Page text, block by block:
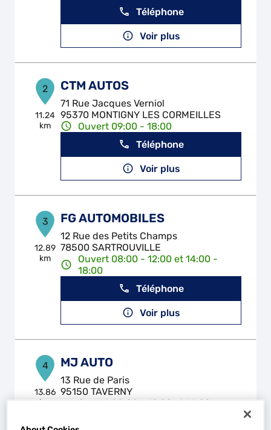
Téléphone
Voir plus
2
11.24
km
CTM AUTOS
71 Rue Jacques Verniol
95370 MONTIGNY LES CORMEILLES
Ouvert 09:00 - 18:00
Téléphone
Voir plus
3
12.89
km
FG AUTOMOBILES
12 Rue des Petits Champs
78500 SARTROUVILLE
Ouvert 08:00 - 12:00 et 14:00 -
18:00
Téléphone
Voir plus
4
13.86
km
MJ AUTO
13 Rue de Paris
95150 TAVERNY
Ouvert 08:00 - 12:00 et 14:00 -